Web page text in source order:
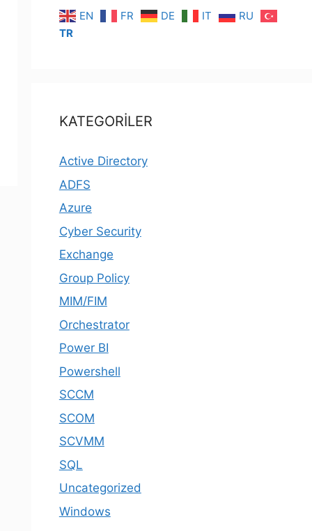
EN FR DE IT
RU
TR
KATEGORİLER
Active Directory
ADFS
Azure
Cyber Security
Exchange
Group Policy
MIM/FIM
Orchestrator
Power BI
Powershell
SCCM
SCOM
SCVMM
SQL
Uncategorized
Windows